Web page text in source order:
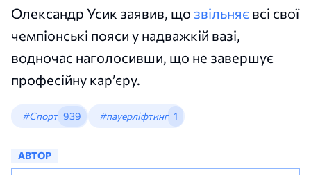
Олександр Усик заявив, що звільняє всі свої
чемпіонські пояси у надважкій вазі,
водночас наголосивши, що не завершує
професійну кар’єру.
#Спорт 939 #пауерліфтинг 1
АВТОР